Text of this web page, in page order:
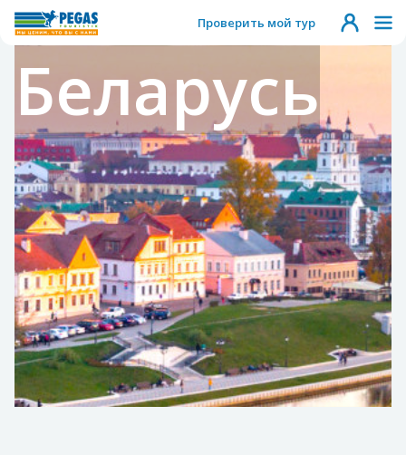
Проверить мой тур
Беларусь